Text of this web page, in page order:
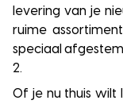
levering van je
ruime
speciaal
2.
Of je nu thuis